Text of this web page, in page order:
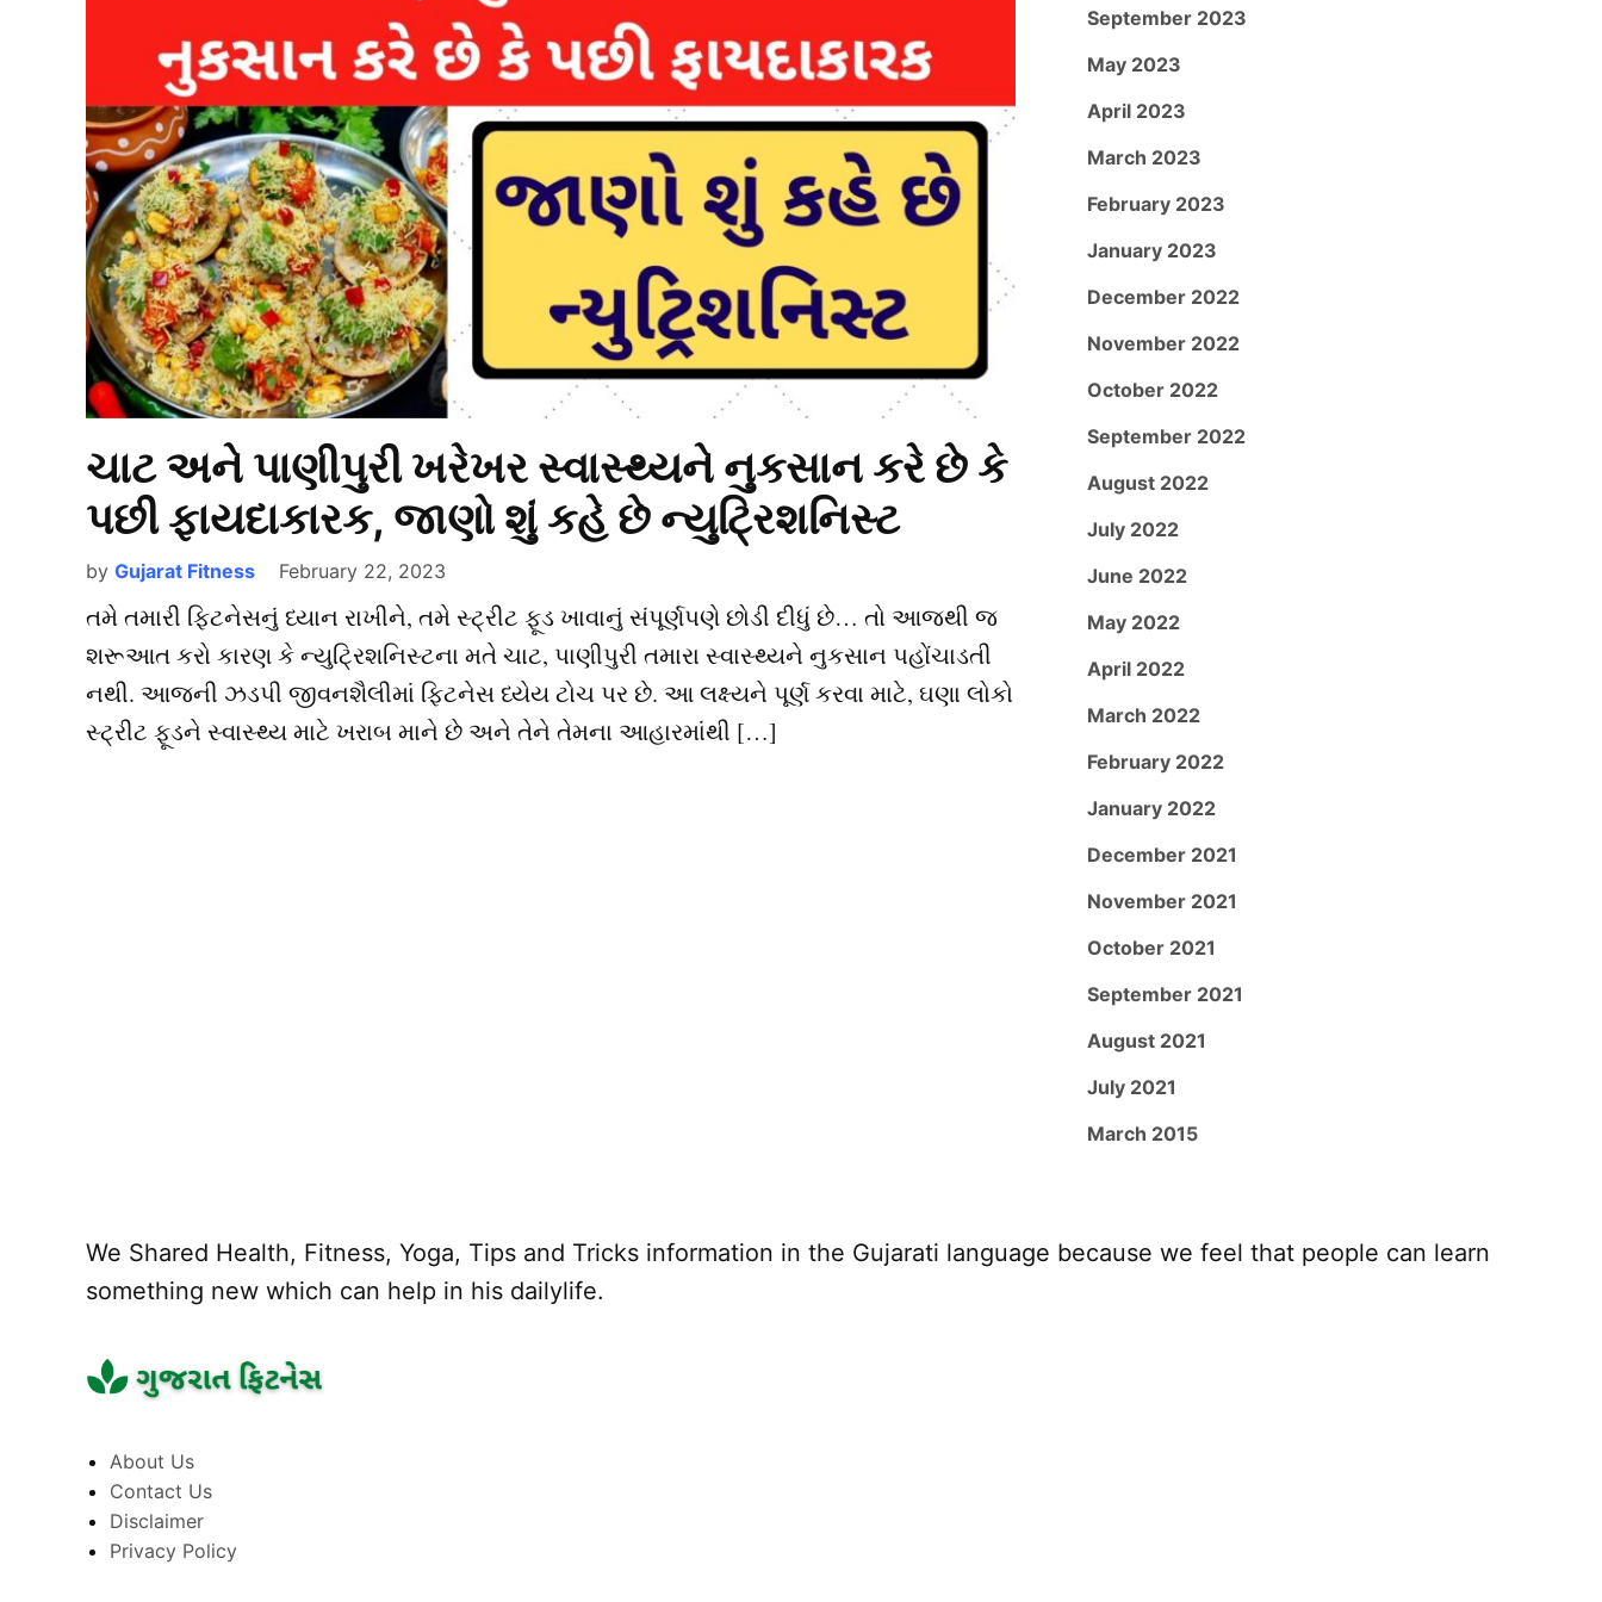
ચાટ અને પાણીપુરી ખરેખર સ્વાસ્થ્યને નુકસાન કરે છે કે
પછી ફાયદાકારક, જાણો શું કહે છે ન્યુટ્રિશનિસ્ટ
by Gujarat Fitness February 22, 2023
તમે તમારી ફિટનેસનું ધ્યાન રાખીને, તમે સ્ટ્રીટ ફૂડ ખાવાનું સંપૂર્ણપણે છોડી દીધું છે… તો આજથી જ
શરૂઆત કરો કારણ કે ન્યુટ્રિશનિસ્ટના મતે ચાટ, પાણીપુરી તમારા સ્વાસ્થ્યને નુકસાન પહોંચાડતી
નથી. આજની ઝડપી જીવનશૈલીમાં ફિટનેસ ધ્યેય ટોચ પર છે. આ લક્ષ્યને પૂર્ણ કરવા માટે, ઘણા લોકો
સ્ટ્રીટ ફૂડને સ્વાસ્થ્ય માટે ખરાબ માને છે અને તેને તેમના આહારમાંથી […]
September 2023
May 2023
April 2023
March 2023
February 2023
January 2023
December 2022
November 2022
October 2022
September 2022
August 2022
July 2022
June 2022
May 2022
April 2022
March 2022
February 2022
January 2022
December 2021
November 2021
October 2021
September 2021
August 2021
July 2021
March 2015
We Shared Health, Fitness, Yoga, Tips and Tricks information in the Gujarati language because we feel that people can learn
something new which can help in his dailylife.
About Us
Contact Us
Disclaimer
Privacy Policy